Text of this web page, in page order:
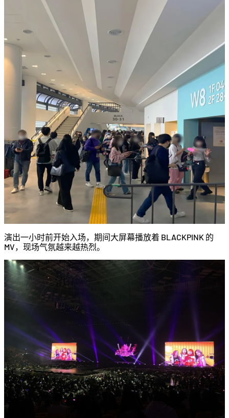
演出一小时前开始入场，期间大屏幕播放着 BLACKPINK 的
MV，现场气氛越来越热烈。